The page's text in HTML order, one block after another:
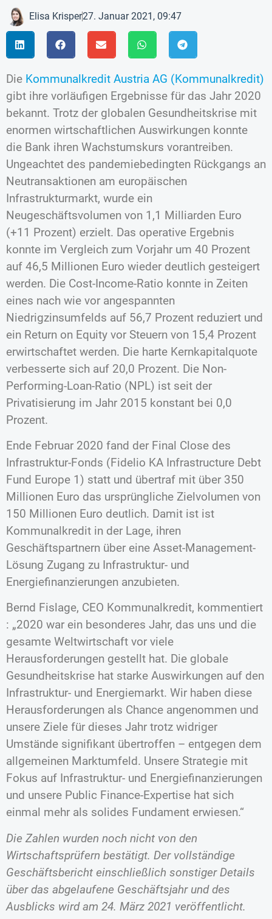
Elisa Krisper27. Januar 2021, 09:47
Die Kommunalkredit Austria AG (Kommunalkredit)
gibt ihre vorläufigen Ergebnisse für das Jahr 2020
bekannt. Trotz der globalen Gesundheitskrise mit
enormen wirtschaftlichen Auswirkungen konnte
die Bank ihren Wachstumskurs vorantreiben.
Ungeachtet des pandemiebedingten Rückgangs an
Neutransaktionen am europäischen
Infrastrukturmarkt, wurde ein
Neugeschäftsvolumen von 1,1 Milliarden Euro
(+11 Prozent) erzielt. Das operative Ergebnis
konnte im Vergleich zum Vorjahr um 40 Prozent
auf 46,5 Millionen Euro wieder deutlich gesteigert
werden. Die Cost-Income-Ratio konnte in Zeiten
eines nach wie vor angespannten
Niedrigzinsumfelds auf 56,7 Prozent reduziert und
ein Return on Equity vor Steuern von 15,4 Prozent
erwirtschaftet werden. Die harte Kernkapitalquote
verbesserte sich auf 20,0 Prozent. Die Non-
Performing-Loan-Ratio (NPL) ist seit der
Privatisierung im Jahr 2015 konstant bei 0,0
Prozent.
Ende Februar 2020 fand der Final Close des
Infrastruktur-Fonds (Fidelio KA Infrastructure Debt
Fund Europe 1) statt und übertraf mit über 350
Millionen Euro das ursprüngliche Zielvolumen von
150 Millionen Euro deutlich. Damit ist ist
Kommunalkredit in der Lage, ihren
Geschäftspartnern über eine Asset-Management-
Lösung Zugang zu Infrastruktur- und
Energiefinanzierungen anzubieten.
Bernd Fislage, CEO Kommunalkredit, kommentiert
: „2020 war ein besonderes Jahr, das uns und die
gesamte Weltwirtschaft vor viele
Herausforderungen gestellt hat. Die globale
Gesundheitskrise hat starke Auswirkungen auf den
Infrastruktur- und Energiemarkt. Wir haben diese
Herausforderungen als Chance angenommen und
unsere Ziele für dieses Jahr trotz widriger
Umstände signifikant übertroffen – entgegen dem
allgemeinen Marktumfeld. Unsere Strategie mit
Fokus auf Infrastruktur- und Energiefinanzierungen
und unsere Public Finance-Expertise hat sich
einmal mehr als solides Fundament erwiesen.“
Die Zahlen wurden noch nicht von den
Wirtschaftsprüfern bestätigt. Der vollständige
Geschäftsbericht einschließlich sonstiger Details
über das abgelaufene Geschäftsjahr und des
Ausblicks wird am 24. März 2021 veröffentlicht.